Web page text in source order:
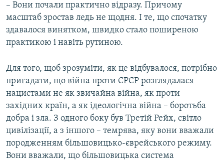
– Вони почали практично відразу. Причому
масштаб зростав ледь не щодня. І те, що спочатку
здавалося винятком, швидко стало поширеною
практикою і навіть рутиною.
Для того, щоб зрозуміти, як це відбувалося, потрібно
пригадати, що війна проти СРСР розглядалася
нацистами не як звичайна війна, як проти
західних країн, а як ідеологічна війна – боротьба
добра і зла. З одного боку був Третій Рейх, світло
цивілізації, а з іншого – темрява, яку вони вважали
породженням більшовицько-єврейського режиму.
Вони вважали, що більшовицька система